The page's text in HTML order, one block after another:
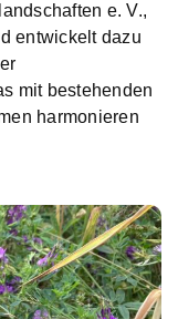
e. V.,
entwickelt dazu
mit bestehenden
harmonieren